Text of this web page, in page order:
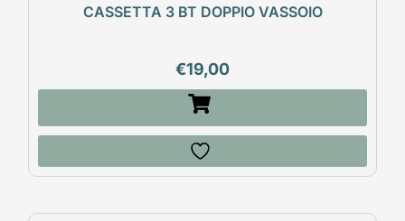
CASSETTA 3 BT DOPPIO VASSOIO
€19,00